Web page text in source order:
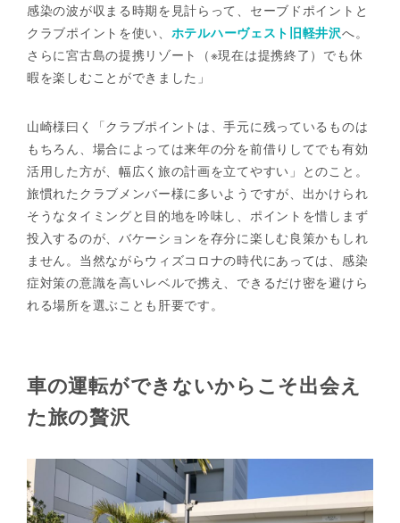
感染の波が収まる時期を見計らって、セーブドポイントと
クラブポイントを使い、 ホテルハーヴェスト旧軽井沢へ。
さらに宮古島の提携リゾート（※現在は提携終了）でも休
暇を楽しむことができました」
山崎様曰く「クラブポイントは、手元に残っているものは
もちろん、場合によっては来年の分を前借りしてでも有効
活用した方が、幅広く旅の計画を立てやすい」とのこと。
旅慣れたクラブメンバー様に多いようですが、出かけられ
そうなタイミングと目的地を吟味し、ポイントを惜しまず
投入するのが、バケーションを存分に楽しむ良策かもしれ
ません。当然ながらウィズコロナの時代にあっては、感染
症対策の意識を高いレベルで携え、できるだけ密を避けら
れる場所を選ぶことも肝要です。
車の運転ができないからこそ出会え
た旅の贅沢